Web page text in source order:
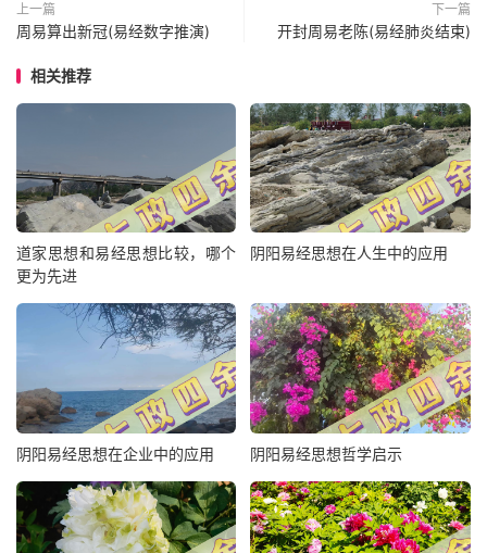
上一篇
周易算出新冠(易经数字推演)
下一篇
开封周易老陈(易经肺炎结束)
相关推荐
道家思想和易经思想比较，哪个
更为先进
阴阳易经思想在人生中的应用
阴阳易经思想在企业中的应用 阴阳易经思想哲学启示